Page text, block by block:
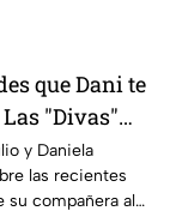
que Dani te
"Divas"
el
de
y Daniela
las recientes
su compañera al